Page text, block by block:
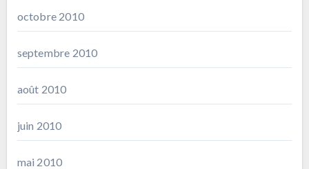
octobre 2010
septembre 2010
août 2010
juin 2010
mai 2010